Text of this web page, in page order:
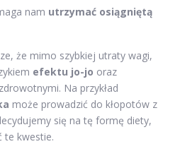
nam utrzymać osiągniętą
że mimo szybkiej utraty wagi,
efektu jo-jo oraz
Na przykład
może prowadzić do kłopotów z
się na tę formę diety,
te kwestie.